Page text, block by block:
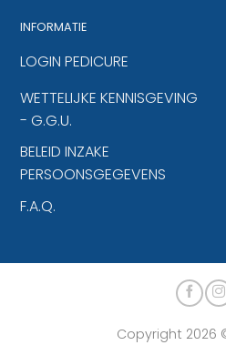
INFORMATIE
LOGIN PEDICURE
WETTELIJKE KENNISGEVING
- G.G.U.
BELEID INZAKE
PERSOONSGEGEVENS
F.A.Q.
Copyright 2026